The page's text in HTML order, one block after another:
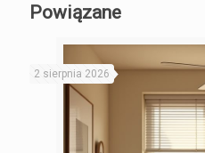
Powiązane
2 sierpnia 2026